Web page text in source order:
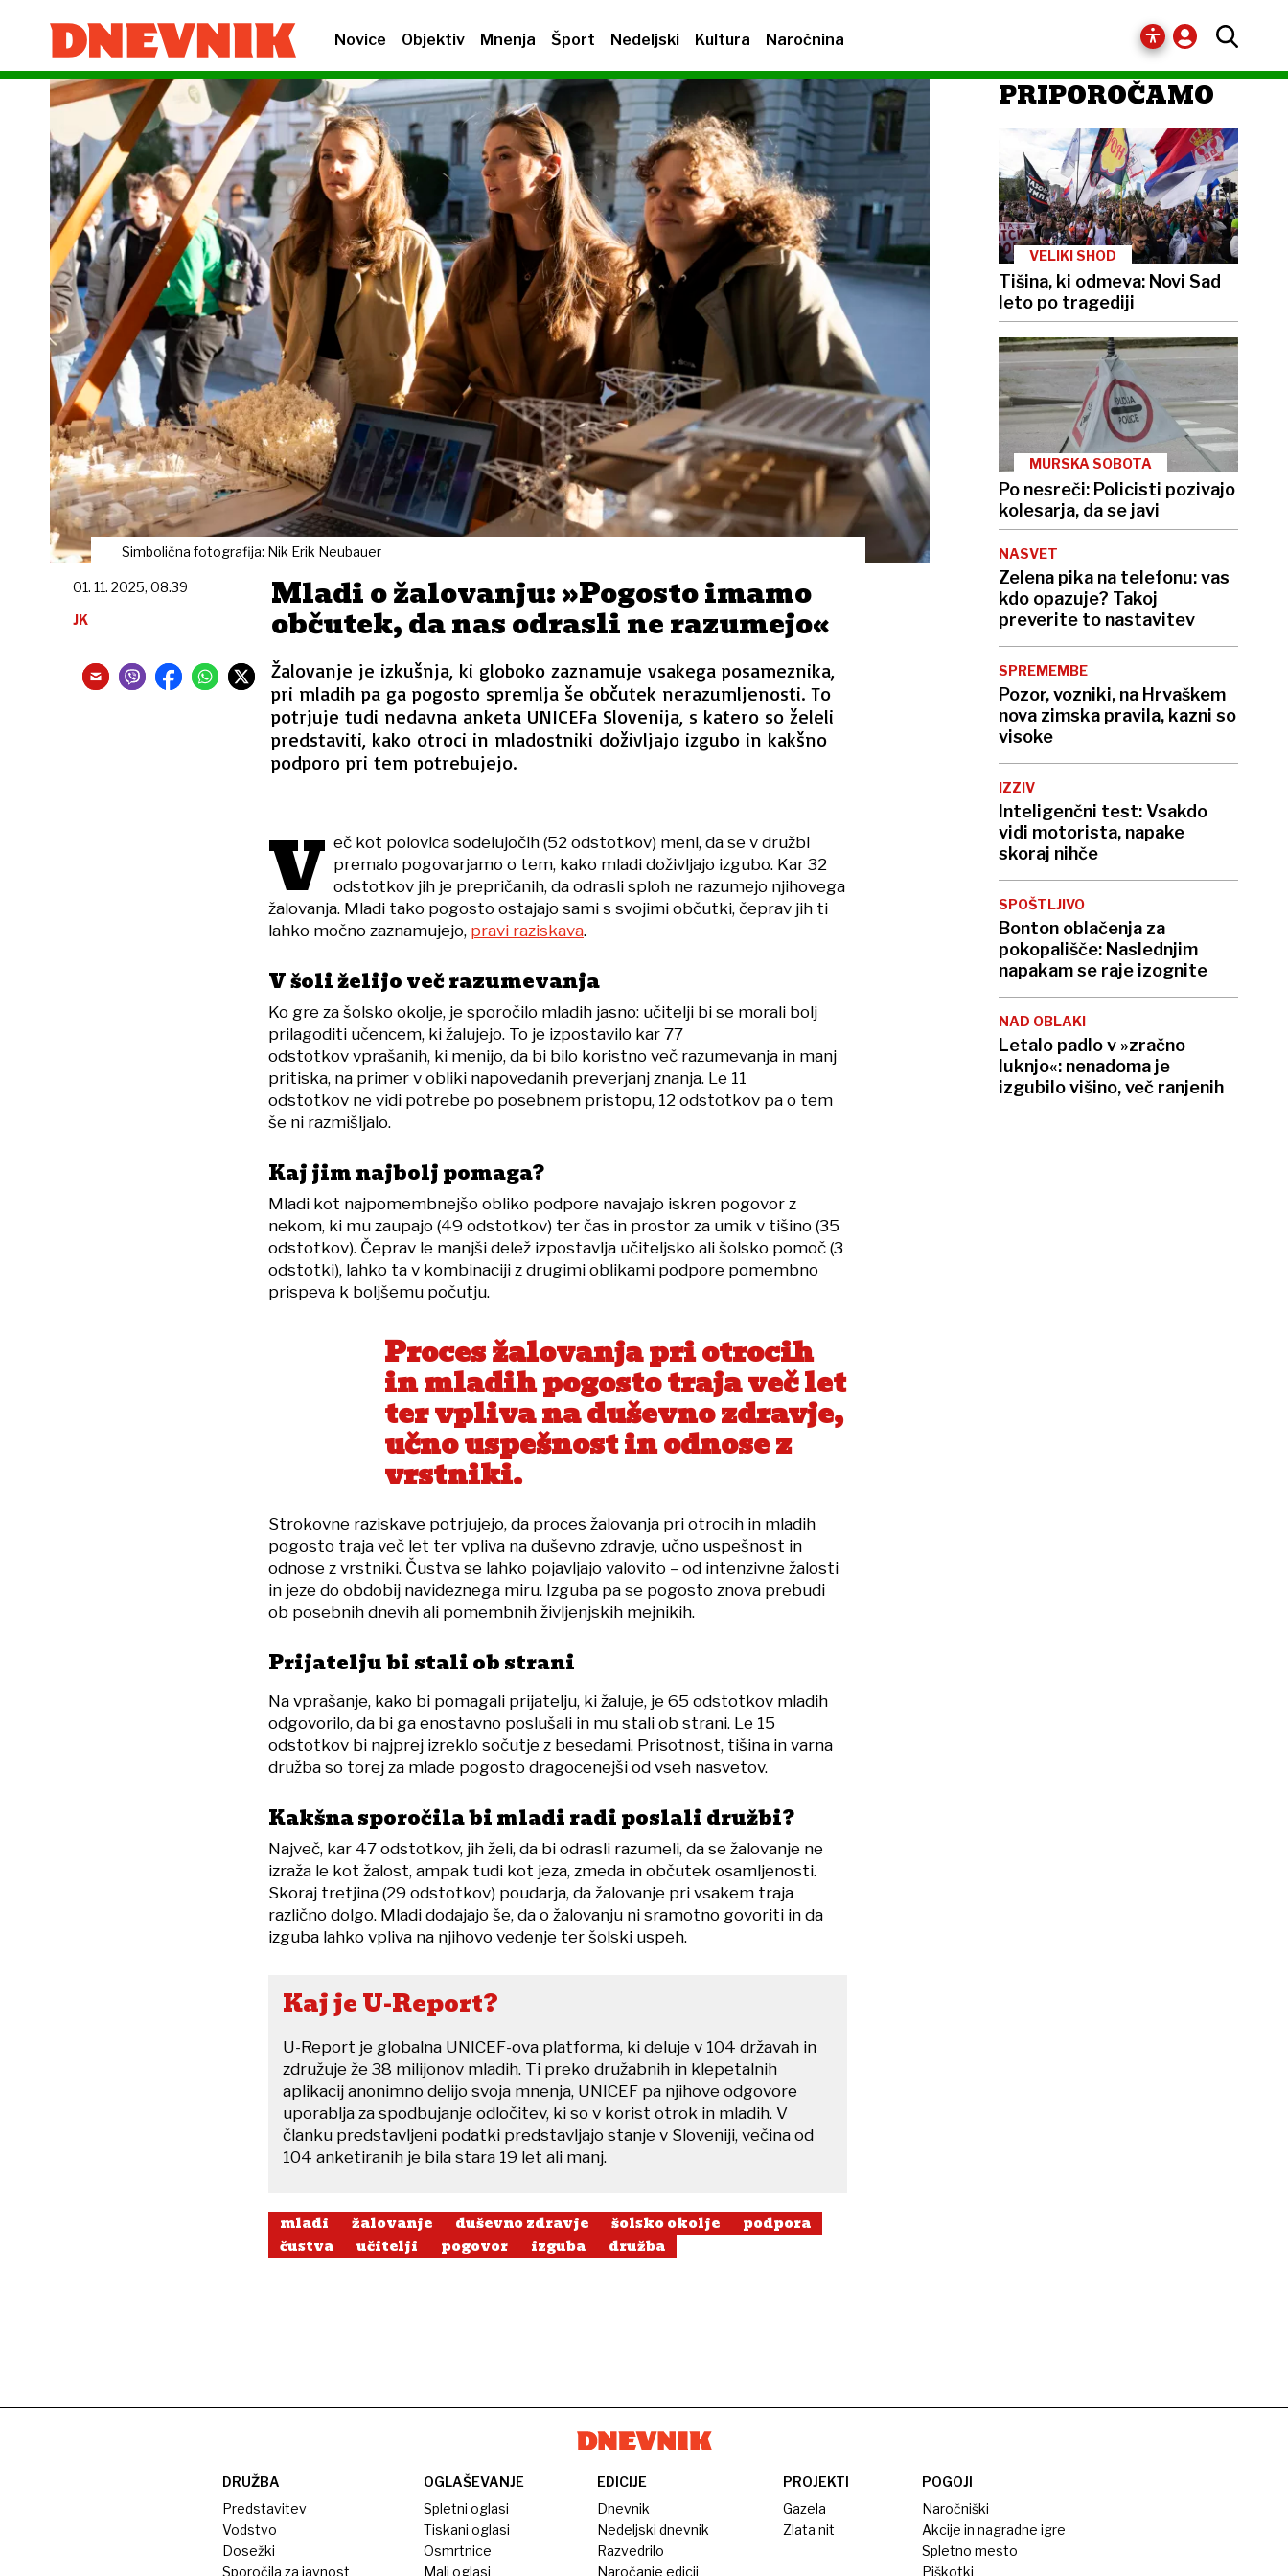
Novice Objektiv Mnenja Šport Nedeljski Kultura Naročnina
Simbolična fotografija: Nik Erik Neubauer
Mladi o žalovanju: »Pogosto imamo
občutek, da nas odrasli ne razumejo«
Žalovanje je izkušnja, ki globoko zaznamuje vsakega posameznika,
pri mladih pa ga pogosto spremlja še občutek nerazumljenosti. To
potrjuje tudi nedavna anketa UNICEFa Slovenija, s katero so želeli
predstaviti, kako otroci in mladostniki doživljajo izgubo in kakšno
podporo pri tem potrebujejo.
01. 11. 2025, 08.39
JK
V eč kot polovica sodelujočih (52 odstotkov) meni, da se v družbi
premalo pogovarjamo o tem, kako mladi doživljajo izgubo. Kar 32
odstotkov jih je prepričanih, da odrasli sploh ne razumejo njihovega
žalovanja. Mladi tako pogosto ostajajo sami s svojimi občutki, čeprav jih ti
lahko močno zaznamujejo, pravi raziskava.
V šoli želijo več razumevanja
Ko gre za šolsko okolje, je sporočilo mladih jasno: učitelji bi se morali bolj
prilagoditi učencem, ki žalujejo. To je izpostavilo kar 77
odstotkov vprašanih, ki menijo, da bi bilo koristno več razumevanja in manj
pritiska, na primer v obliki napovedanih preverjanj znanja. Le 11
odstotkov ne vidi potrebe po posebnem pristopu, 12 odstotkov pa o tem
še ni razmišljalo.
Kaj jim najbolj pomaga?
Mladi kot najpomembnejšo obliko podpore navajajo iskren pogovor z
nekom, ki mu zaupajo (49 odstotkov) ter čas in prostor za umik v tišino (35
odstotkov). Čeprav le manjši delež izpostavlja učiteljsko ali šolsko pomoč (3
odstotki), lahko ta v kombinaciji z drugimi oblikami podpore pomembno
prispeva k boljšemu počutju.
Proces žalovanja pri otrocih
in mladih pogosto traja več let
ter vpliva na duševno zdravje,
učno uspešnost in odnose z
vrstniki.
Strokovne raziskave potrjujejo, da proces žalovanja pri otrocih in mladih
pogosto traja več let ter vpliva na duševno zdravje, učno uspešnost in
odnose z vrstniki. Čustva se lahko pojavljajo valovito – od intenzivne žalosti
in jeze do obdobij navideznega miru. Izguba pa se pogosto znova prebudi
ob posebnih dnevih ali pomembnih življenjskih mejnikih.
Prijatelju bi stali ob strani
Na vprašanje, kako bi pomagali prijatelju, ki žaluje, je 65 odstotkov mladih
odgovorilo, da bi ga enostavno poslušali in mu stali ob strani. Le 15
odstotkov bi najprej izreklo sočutje z besedami. Prisotnost, tišina in varna
družba so torej za mlade pogosto dragocenejši od vseh nasvetov.
Kakšna sporočila bi mladi radi poslali družbi?
Največ, kar 47 odstotkov, jih želi, da bi odrasli razumeli, da se žalovanje ne
izraža le kot žalost, ampak tudi kot jeza, zmeda in občutek osamljenosti.
Skoraj tretjina (29 odstotkov) poudarja, da žalovanje pri vsakem traja
različno dolgo. Mladi dodajajo še, da o žalovanju ni sramotno govoriti in da
izguba lahko vpliva na njihovo vedenje ter šolski uspeh.
Kaj je U-Report?
U-Report je globalna UNICEF-ova platforma, ki deluje v 104 državah in
združuje že 38 milijonov mladih. Ti preko družabnih in klepetalnih
aplikacij anonimno delijo svoja mnenja, UNICEF pa njihove odgovore
uporablja za spodbujanje odločitev, ki so v korist otrok in mladih. V
članku predstavljeni podatki predstavljajo stanje v Sloveniji, večina od
104 anketiranih je bila stara 19 let ali manj.
mladi žalovanje duševno zdravje šolsko okolje
podpora
čustva
učitelji pogovor izguba družba
PRIPOROČAMO
VELIKI SHOD
Tišina, ki odmeva: Novi Sad
leto po tragediji
MURSKA SOBOTA
Po nesreči: Policisti pozivajo
kolesarja, da se javi
NASVET
Zelena pika na telefonu: vas
kdo opazuje? Takoj
preverite to nastavitev
SPREMEMBE
Pozor, vozniki, na Hrvaškem
nova zimska pravila, kazni so
visoke
IZZIV
Inteligenčni test: Vsakdo
vidi motorista, napake
skoraj nihče
SPOŠTLJIVO
Bonton oblačenja za
pokopališče: Naslednjim
napakam se raje izognite
NAD OBLAKI
Letalo padlo v »zračno
luknjo«: nenadoma je
izgubilo višino, več ranjenih
DRUŽBA
Predstavitev
Vodstvo
Dosežki
Sporočila za javnost
OGLAŠEVANJE
Spletni oglasi
Tiskani oglasi
Osmrtnice
Mali oglasi
EDICIJE
Dnevnik
Nedeljski dnevnik
Razvedrilo
Naročanje edicij
PROJEKTI
Gazela
Zlata nit
POGOJI
Naročniški
Akcije in nagradne igre
Spletno mesto
Piškotki